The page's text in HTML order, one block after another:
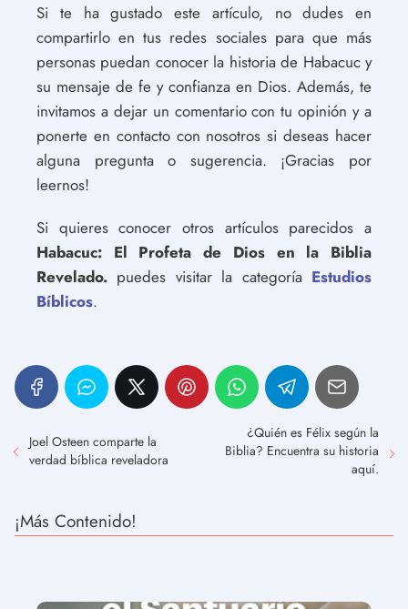
Si te ha gustado este artículo, no dudes en
compartirlo en tus redes sociales para que más
personas puedan conocer la historia de Habacuc y
su mensaje de fe y confianza en Dios. Además, te
invitamos a dejar un comentario con tu opinión y a
ponerte en contacto con nosotros si deseas hacer
alguna pregunta o sugerencia. ¡Gracias por
leernos!
Si quieres conocer otros artículos parecidos a
Habacuc: El Profeta de Dios en la Biblia
Revelado. puedes visitar la categoría Estudios
Bíblicos.
Joel Osteen comparte la
verdad bíblica reveladora
¿Quién es Félix según la
Biblia? Encuentra su historia
aquí.
¡Más Contenido!